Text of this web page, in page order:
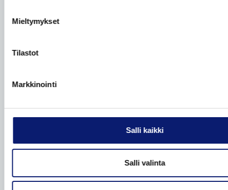
Mieltymykset
Tilastot
Markkinointi
Salli kaikki
Salli valinta
Bilia lisäpalvelut
Vaihtoauton ostovinkit
Etämyynnin ehdot